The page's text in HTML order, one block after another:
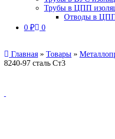
Трубы в ЦПП
Отводы в
0 ₽ 0
Главная » Товары »
8240-97 сталь Ст3